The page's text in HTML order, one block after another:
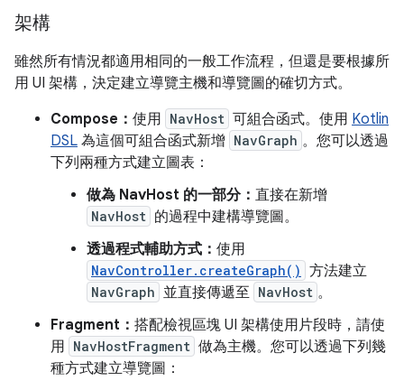
架構
雖然所有情況都適用相同的一般工作流程，但還是要根據所
用 UI 架構，決定建立導覽主機和導覽圖的確切方式。
Compose： 使用 NavHost 可組合函式。使用 Kotlin
DSL 為這個可組合函式新增 NavGraph 。您可以透過
下列兩種方式建立圖表：
做為 NavHost 的一部分： 直接在新增
NavHost 的過程中建構導覽圖。
透過程式輔助方式： 使用
NavController.createGraph() 方法建立
NavGraph 並直接傳遞至 NavHost 。
Fragment： 搭配檢視區塊 UI 架構使用片段時，請使
用 NavHostFragment 做為主機。您可以透過下列幾
種方式建立導覽圖：